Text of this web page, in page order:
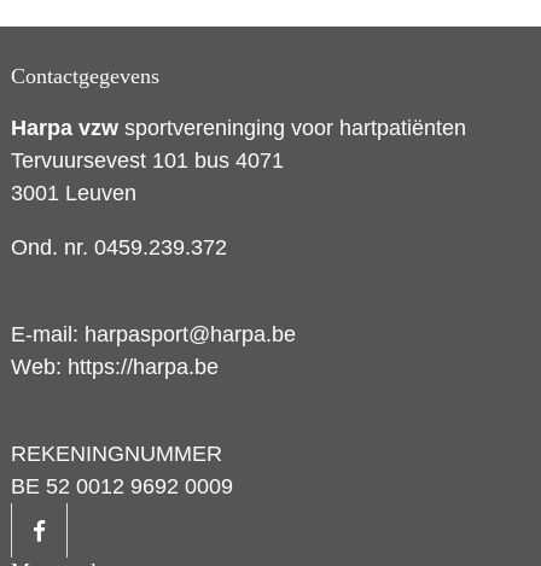
Contactgegevens
Harpa vzw sportvereninging voor hartpatiënten
Tervuursevest 101 bus 4071
3001 Leuven
Ond. nr. 0459.239.372
E-mail: harpasport@harpa.be
Web: https://harpa.be
REKENINGNUMMER
BE 52 0012 9692 0009